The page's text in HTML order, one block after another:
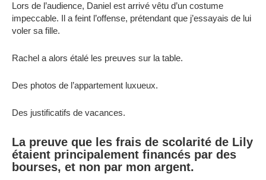
Lors de l’audience, Daniel est arrivé vêtu d’un costume
impeccable. Il a feint l’offense, prétendant que j’essayais de lui
voler sa fille.
Rachel a alors étalé les preuves sur la table.
Des photos de l’appartement luxueux.
Des justificatifs de vacances.
La preuve que les frais de scolarité de Lily
étaient principalement financés par des
bourses, et non par mon argent.